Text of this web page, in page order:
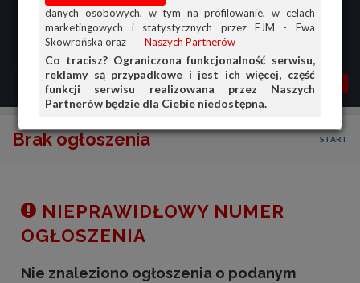
danych osobowych, w tym na profilowanie, w celach
marketingowych i statystycznych przez EJM - Ewa
Skowrońska oraz
Naszych Partnerów
Co tracisz? Ograniczona funkcjonalność serwisu,
reklamy są przypadkowe i jest ich więcej, część
funkcji serwisu realizowana przez Naszych
Partnerów będzie dla Ciebie niedostępna.
MENU MOJA AG
Brak ogłoszenia START
NIEPRAWIDŁOWY NUMER
OGŁOSZENIA
Nie znaleziono ogłoszenia o podanym